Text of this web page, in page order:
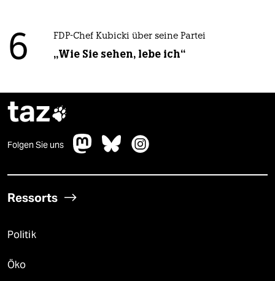
6 FDP-Chef Kubicki über seine Partei
„Wie Sie sehen, lebe ich“
taz
Folgen Sie uns
Ressorts
Politik
Öko